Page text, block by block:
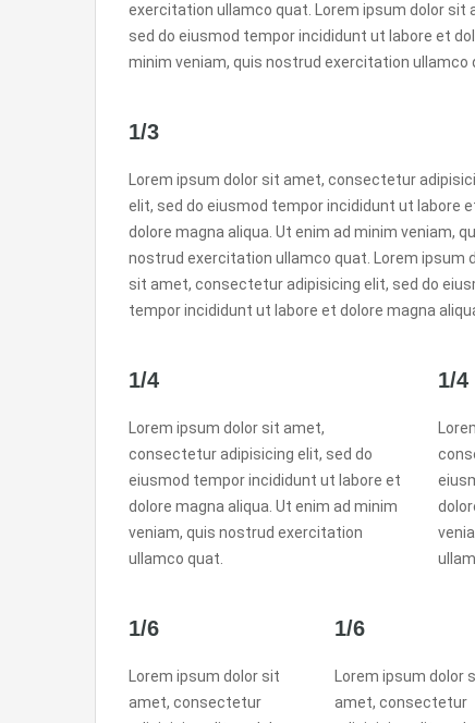
exercitation ullamco quat. Lorem ipsum dolor
sed do eiusmod tempor incididunt ut labore et
minim veniam, quis nostrud exercitation ullamco
1/3
Lorem ipsum dolor sit amet, consectetur
elit, sed do eiusmod tempor incididunt ut labore
dolore magna aliqua. Ut enim ad minim veniam,
nostrud exercitation ullamco quat. Lorem ipsum
sit amet, consectetur adipisicing elit, sed do
tempor incididunt ut labore et dolore magna
1/4
Lorem ipsum dolor sit amet,
consectetur adipisicing elit, sed do
eiusmod tempor incididunt ut labore et
dolore magna aliqua. Ut enim ad minim
veniam, quis nostrud exercitation
ullamco quat.
1/4
1/6
Lorem ipsum dolor sit
amet, consectetur
1/6
Lorem ipsum dolor
amet, consectetur